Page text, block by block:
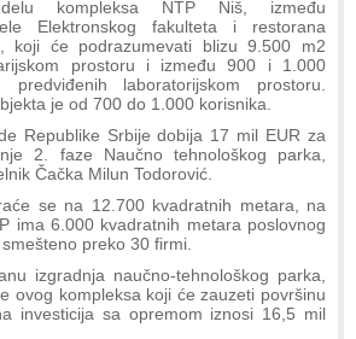
delu kompleksa NTP Niš, između
Elektronskog fakulteta i restorana
koji će podrazumevati blizu 9.500 m2
prostoru i između 900 i 1.000
predviđenih laboratorijskom prostoru.
je od 700 do 1.000 korisnika.
Republike Srbije dobija 17 mil EUR za
2. faze Naučno tehnološkog parka,
Čačka Milun Todorović.
se na 12.700 kvadratnih metara, na
ima 6.000 kvadratnih metara poslovnog
preko 30 firmi.
izgradnja naučno-tehnološkog parka,
ovog kompleksa koji će zauzeti površinu
investicija sa opremom iznosi 16,5 mil